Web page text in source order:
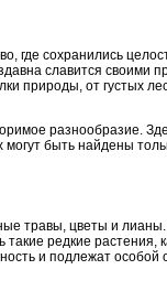
где сохранились
славится своими
природы, от густых
разнообразие.
быть найдены
травы, цветы и
редкие растения,
и подлежат особой